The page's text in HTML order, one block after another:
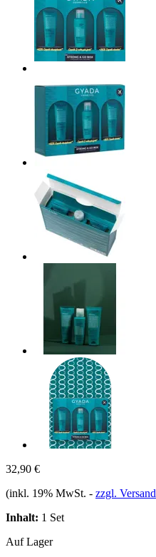
32,90 €
(inkl. 19% MwSt. - zzgl. Versand
Inhalt: 1 Set
Auf Lager